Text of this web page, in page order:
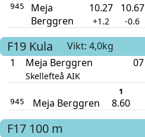
945
Meja
Berggren
10.27
+1.2
10.67
-0.6
F19 Kula Vikt: 4,0kg
1
Meja Berggren
Skellefteå AIK
07
1
945 Meja Berggren 8.60
F17 100 m